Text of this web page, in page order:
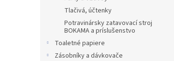
Tlačivá, účtenky
Potravinársky zatavovací stroj
BOKAMA a príslušenstvo
Toaletné papiere
Zásobníky a dávkovače